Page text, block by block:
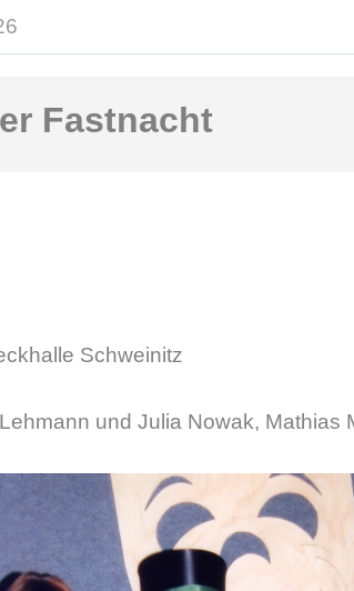
Fastnacht
Schweinitz
und Julia Nowak, Mathias